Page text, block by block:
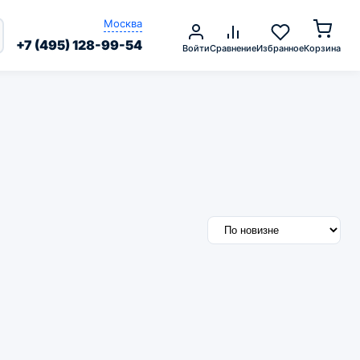
Москва
+7 (495) 128-99-54 ВойтиСравнениеИзбранноеКорзина